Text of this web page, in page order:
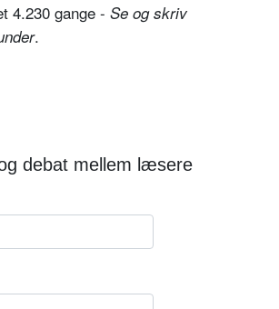
4.230 gange - Se og skriv
.
debat mellem læsere